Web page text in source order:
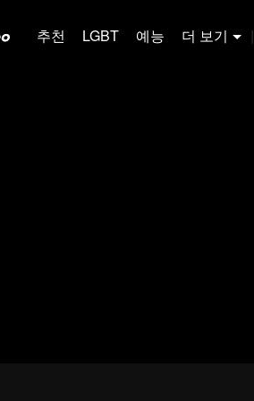
추천 LGBT 예능 더 보기 |